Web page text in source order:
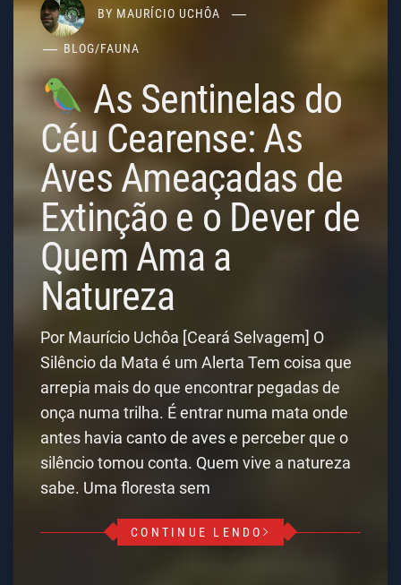
BY MAURÍCIO UCHÔA
BLOG/FAUNA
As Sentinelas do
Céu Cearense: As
Aves Ameaçadas de
Extinção e o Dever de
Quem Ama a
Natureza
Por Maurício Uchôa [Ceará Selvagem] O
Silêncio da Mata é um Alerta Tem coisa que
arrepia mais do que encontrar pegadas de
onça numa trilha. É entrar numa mata onde
antes havia canto de aves e perceber que o
silêncio tomou conta. Quem vive a natureza
sabe. Uma floresta sem
CONTINUE LENDO